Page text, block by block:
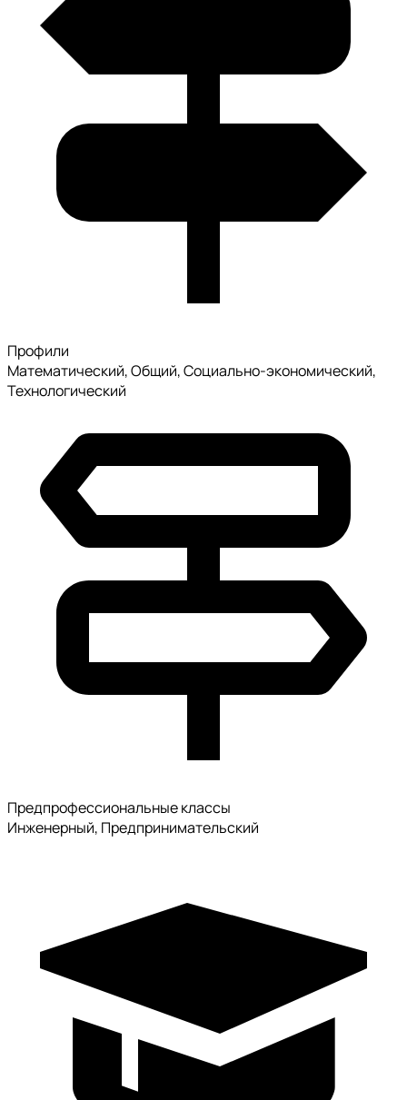
Профили
Математический, Общий, Социально-экономический,
Технологический
Предпрофессиональные классы
Инженерный, Предпринимательский